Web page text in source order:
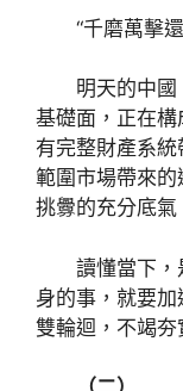
“千磨萬擊
明天的中
基礎面，正在構
有完整財產系
範圍市場帶來
挑釁的充分底氣
讀懂當下
身的事，就要
雙輪迴，不竭夯